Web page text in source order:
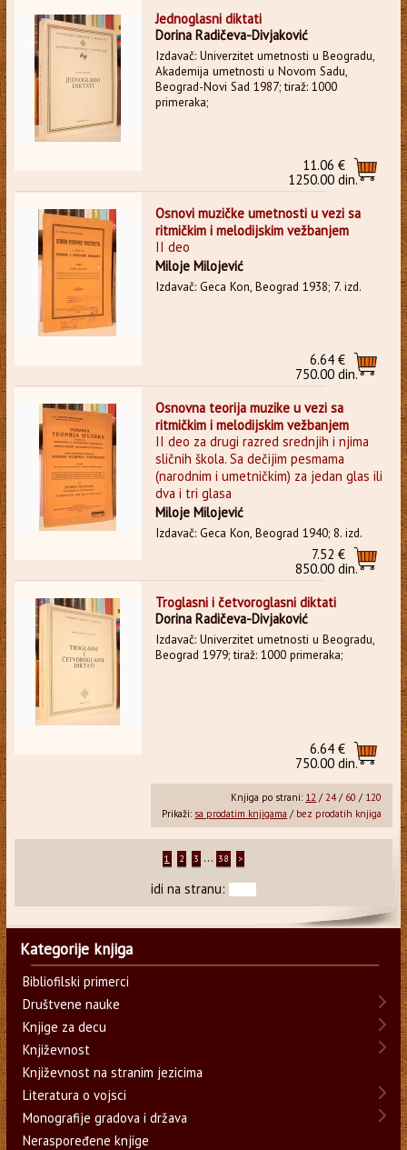
Jednoglasni diktati
Dorina Radičeva-Divjaković
Izdavač: Univerzitet umetnosti u Beogradu,
Akademija umetnosti u Novom Sadu,
Beograd-Novi Sad 1987; tiraž: 1000
primeraka;
11.06 €
1250.00 din.
Osnovi muzičke umetnosti u vezi sa
ritmičkim i melodijskim vežbanjem
II deo
Miloje Milojević
Izdavač: Geca Kon, Beograd 1938; 7. izd.
6.64 €
750.00 din.
Osnovna teorija muzike u vezi sa
ritmičkim i melodijskim vežbanjem
II deo za drugi razred srednjih i njima
sličnih škola. Sa dečijim pesmama
(narodnim i umetničkim) za jedan glas ili
dva i tri glasa
Miloje Milojević
Izdavač: Geca Kon, Beograd 1940; 8. izd.
7.52 €
850.00 din.
Troglasni i četvoroglasni diktati
Dorina Radičeva-Divjaković
Izdavač: Univerzitet umetnosti u Beogradu,
Beograd 1979; tiraž: 1000 primeraka;
6.64 €
750.00 din.
Knjiga po strani: 12 /24/ 60 / 120
Prikaži: sa prodatim knjigama / bez prodatih knjiga
1 2 3 ... 38 >
idi na stranu:
Kategorije knjiga
Bibliofilski primerci
Društvene nauke
Knjige za decu
Književnost
Književnost na stranim jezicima
Literatura o vojsci
Monografije gradova i država
Neraspoređene knjige